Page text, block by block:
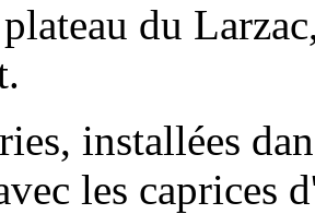
du
installées
les caprices